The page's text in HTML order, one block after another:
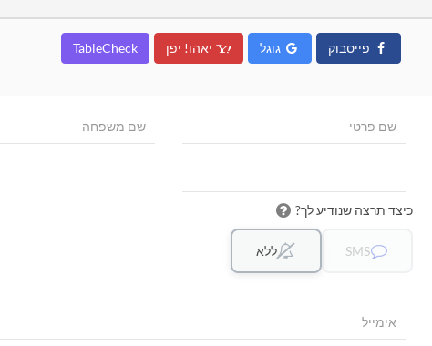
פייסבוק גוגל יאהו! יפן TableCheck
כיצד תרצה שנודיע לך?
SMS ללא